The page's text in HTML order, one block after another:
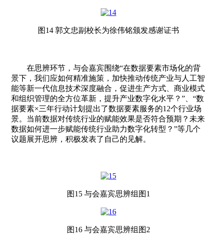
图14 郭文忠副校长为徐伟铭颁发感谢证书
在思辨环节，与会嘉宾围绕“在数据要素市场化的背
景下，我们应如何精准施策，加快推动传统产业与人工智
能等新一代信息技术深度融合，促进生产方式、商业模式
和组织管理的全方位革新，提升产业数字化水平？”、“数
据要素×三年行动计划提出了数据要素服务的12个行业场
景。当前数据对传统行业的赋能效果是否符合预期？未来
数据如何进一步赋能传统行业助力数字化转型？”等几个
议题展开思辨，积极发表了自己的见解。
图15 与会嘉宾思辨组图1
图16 与会嘉宾思辨组图2